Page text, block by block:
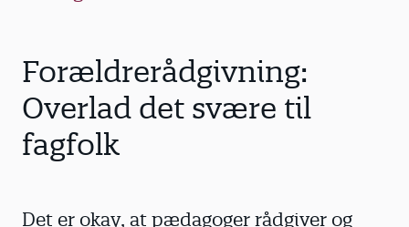
Forældrerådgivning:
Overlad det svære til
fagfolk
Det er okay, at pædagoger rådgiver og